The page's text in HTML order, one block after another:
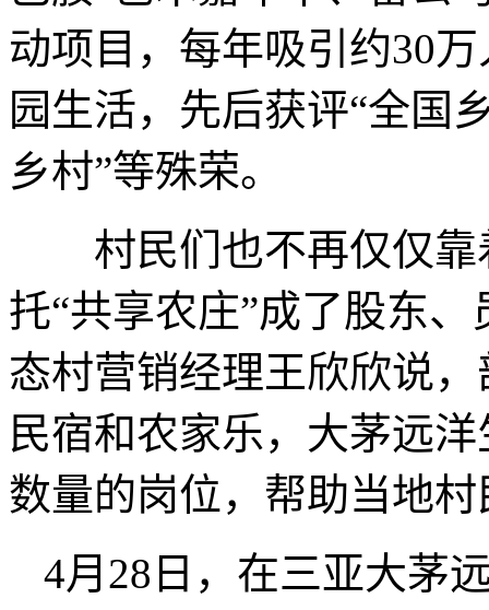
动项目，每年吸引约30
园生活，先后获评“全国
乡村”等殊荣。
村民们也不再仅仅靠
托“共享农庄”成了股东
态村营销经理王欣欣说
民宿和农家乐，大茅远
数量的岗位，帮助当地
4月28日，在三亚大茅